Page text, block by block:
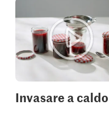
Invasare a caldo